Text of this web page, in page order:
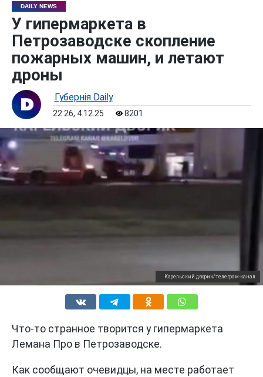
DAILY NEWS
У гипермаркета в
Петрозаводске скопление
пожарных машин, и летают
дроны
Губернiя Daily
22:26, 4.12.25 8201
Карельский дворик/телеграм-канал
Что-то странное творится у гипермаркета
Лемана Про в Петрозаводске.
Как сообщают очевидцы, на месте работает